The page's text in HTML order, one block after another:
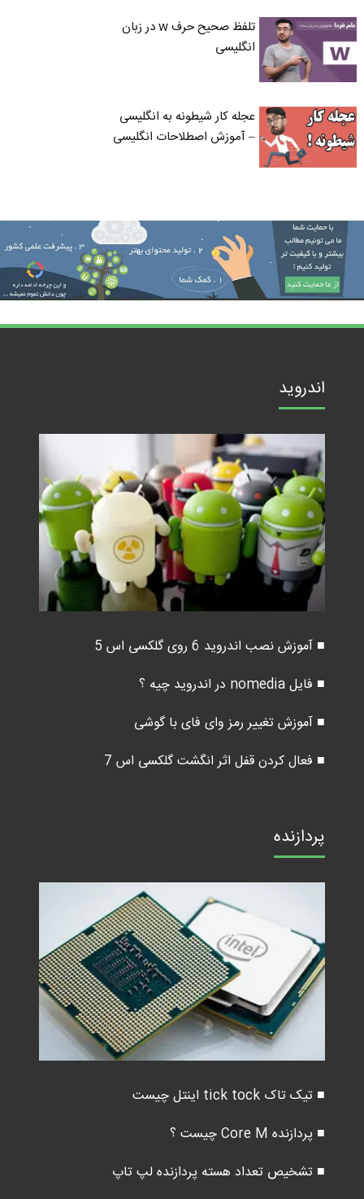
تلفظ صحیح حرف w در زبان
انگلیسی
عجله کار شیطونه به انگلیسی
– آموزش اصطلاحات انگلیسی
اندروید
■ آموزش نصب اندروید 6 روی گلکسی اس 5
■ فایل nomedia در اندروید چیه ؟
■ آموزش تغییر رمز وای فای با گوشی
■ فعال کردن قفل اثر انگشت گلکسی اس 7
پردازنده
■ تیک تاک tick tock اینتل چیست
■ پردازنده Core M چیست ؟
■ تشخیص تعداد هسته پردازنده لپ تاپ